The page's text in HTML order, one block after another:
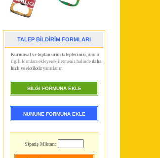
TALEP BİLDİRİM FORMLARI
Kurumsal ve toptan ürün taleplerinizi , ürünü
ilgili formlara ekleyerek iletmeniz halindedaha
hızlı ve eksiksiz yanıtlanır.
BİLGİ FORMUNA EKLE
NUMUNE FORMUNA EKLE
Sipariş Miktarı: